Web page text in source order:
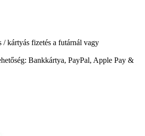
/ kártyás fizetés a futárnál vagy
Bankkártya, PayPal, Apple Pay &